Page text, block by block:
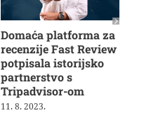
Domaća platforma za
recenzije Fast Review
potpisala istorijsko
partnerstvo s
Tripadvisor-om
11. 8. 2023.